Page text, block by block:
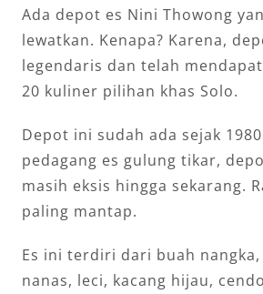
Ada depot es Nini Thowong
lewatkan. Kenapa? Karena,
legendaris dan telah
20 kuliner pilihan khas Solo.
Depot ini sudah ada sejak
pedagang es gulung tikar,
masih eksis hingga sekarang.
paling mantap.
Es ini terdiri dari buah
nanas, leci, kacang hijau,